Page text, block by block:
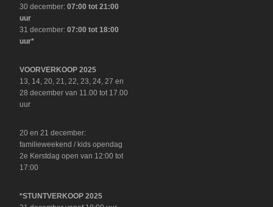
30 december:07:00 tot 21:00
uur
31 december:07:00 tot 18:00
uur*
VOORVERKOOP 2025
13, 14, 20, 21, 22, 23, 24, 27 en
28 december van 11.00 tot 17.00
uur
20 en 21 december:
familieweekend / kids opendag
2e Kerstdag open van 12:00 tot
17:00
*STUNTVERKOOP 2025